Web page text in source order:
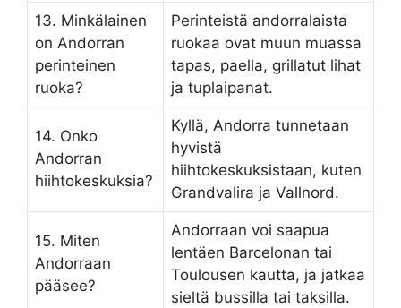
13. Minkälainen
on Andorran
perinteinen
ruoka?
Perinteistä andorralaista
ruokaa ovat muun muassa
tapas, paella, grillatut lihat
ja tuplaipanat.
14. Onko
Andorran
hiihtokeskuksia?
Kyllä, Andorra tunnetaan
hyvistä
hiihtokeskuksistaan, kuten
Grandvalira ja Vallnord.
15. Miten
Andorraan
pääsee?
Andorraan voi saapua
lentäen Barcelonan tai
Toulousen kautta, ja jatkaa
sieltä bussilla tai taksilla.